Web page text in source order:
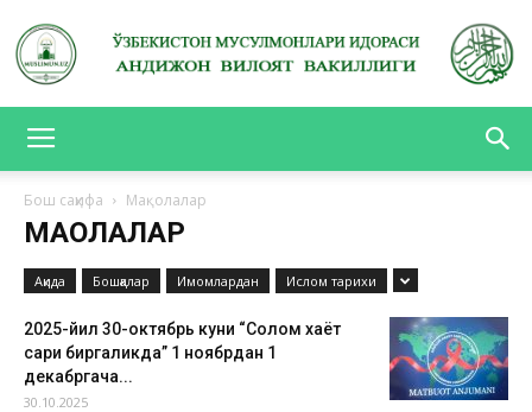
ВАКИЛЛИГИ
Бош саҳифа Мақолалар
МАҚОЛАЛАР
Ақида Бошқалар Имомлардан Ислом тарихи
2025-йил 30-октябрь куни “Соғлом хаёт
сари биргаликда” 1 ноябрдан 1
декабргача...
30.10.2025